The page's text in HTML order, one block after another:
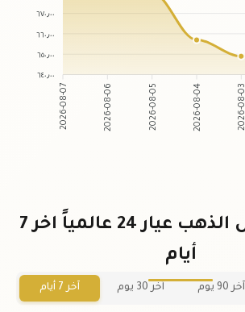
٦٧٠٫٠٠
٦٦٠٫٠٠
٦٥٠٫٠٠
٦٤٠٫٠٠
2026-08-07 2026-08-06 2026-08-05 2026-08-04 2026-08-03
سعر المثقال الذهب عيار 24 عالمياً اخر 7
أيام
آخر 90 يوم آخر 30 يوم آخر 7 أيام